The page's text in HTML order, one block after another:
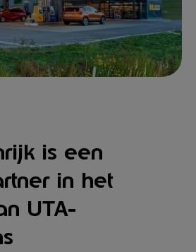
is een
in het
UTA-